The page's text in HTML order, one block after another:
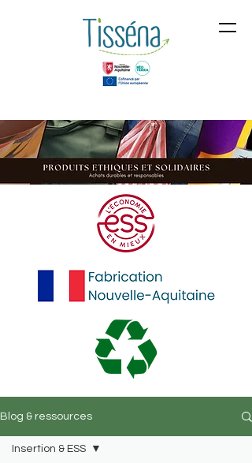
Blog & ressources
Insertion & ESS